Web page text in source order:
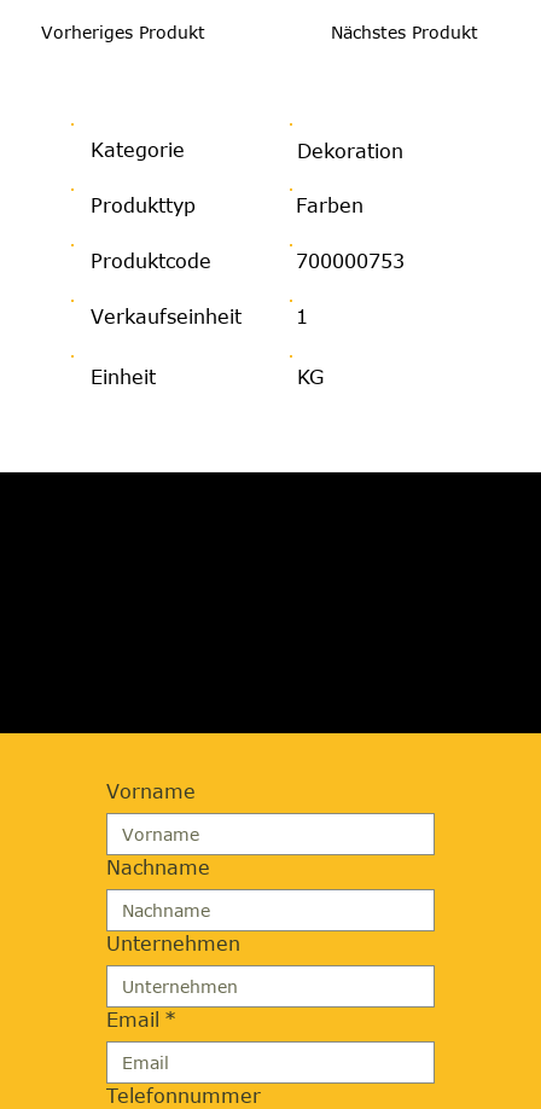
Kategorie
Produkttyp
Produktcode
Verkaufseinheit
Einheit
Dekoration
700000753
1
KG
Farben
Vorheriges Produkt Nächstes Produkt
Vorname
Nachname
Unternehmen
Email *
Telefonnummer